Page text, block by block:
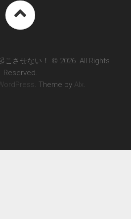
こさせない！ © 2026. All Rights
Reserved.
. Theme by Alx.